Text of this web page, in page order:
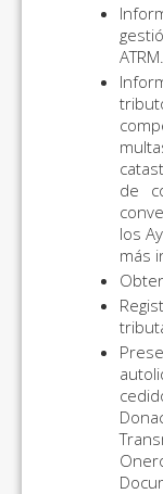
ATRM.
de
los
más